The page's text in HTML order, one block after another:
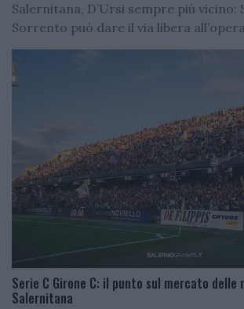
Salernitana, D’Ursi sempre più vicino:
Sorrento può dare il via libera
Serie C Girone C: il punto sul mercato delle
Salernitana